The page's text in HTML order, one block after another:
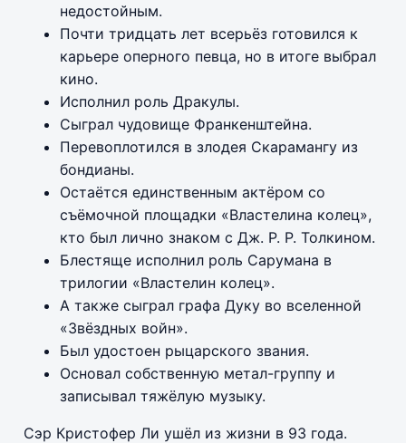
недостойным.
Почти тридцать лет всерьёз готовился к
карьере оперного певца, но в итоге выбрал
кино.
Исполнил роль Дракулы.
Сыграл чудовище Франкенштейна.
Перевоплотился в злодея Скарамангу из
бондианы.
Остаётся единственным актёром со
съёмочной площадки «Властелина колец»,
кто был лично знаком с Дж. Р. Р. Толкином.
Блестяще исполнил роль Сарумана в
трилогии «Властелин колец».
А также сыграл графа Дуку во вселенной
«Звёздных войн».
Был удостоен рыцарского звания.
Основал собственную метал-группу и
записывал тяжёлую музыку.
Сэр Кристофер Ли ушёл из жизни в 93 года.